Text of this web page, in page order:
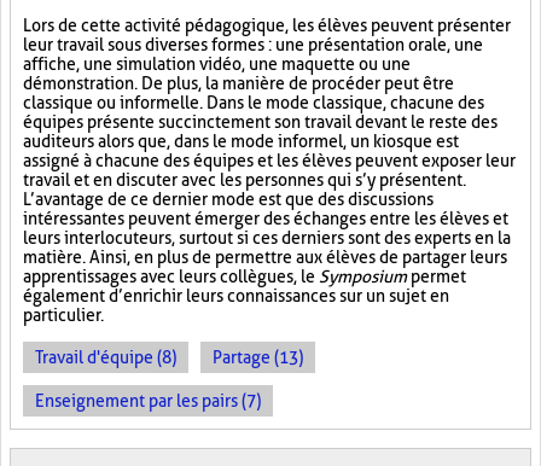
Lors de cette activité pédagogique, les élèves peuvent présenter
leur travail sous diverses formes : une présentation orale, une
affiche, une simulation vidéo, une maquette ou une
démonstration. De plus, la manière de procéder peut être
classique ou informelle. Dans le mode classique, chacune des
équipes présente succinctement son travail devant le reste des
auditeurs alors que, dans le mode informel, un kiosque est
assigné à chacune des équipes et les élèves peuvent exposer leur
travail et en discuter avec les personnes qui s’y présentent.
L’avantage de ce dernier mode est que des discussions
intéressantes peuvent émerger des échanges entre les élèves et
leurs interlocuteurs, surtout si ces derniers sont des experts en la
matière. Ainsi, en plus de permettre aux élèves de partager leurs
apprentissages avec leurs collègues, le Symposiumpermet
également d’enrichir leurs connaissances sur un sujet en
particulier.
Travail d'équipe (8) Partage (13)
Enseignement par les pairs (7)